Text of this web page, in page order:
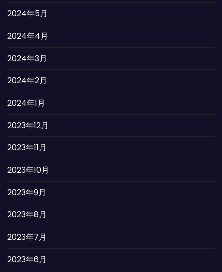
2024年5月
2024年4月
2024年3月
2024年2月
2024年1月
2023年12月
2023年11月
2023年10月
2023年9月
2023年8月
2023年7月
2023年6月